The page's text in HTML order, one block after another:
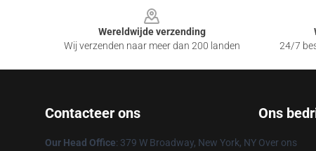
Wereldwijde verzending
Wij verzenden naar meer dan 200 landen
24/7
Contacteer ons
Our Head Office: 379 W Broadway, New York, NY
Ons
Over ons